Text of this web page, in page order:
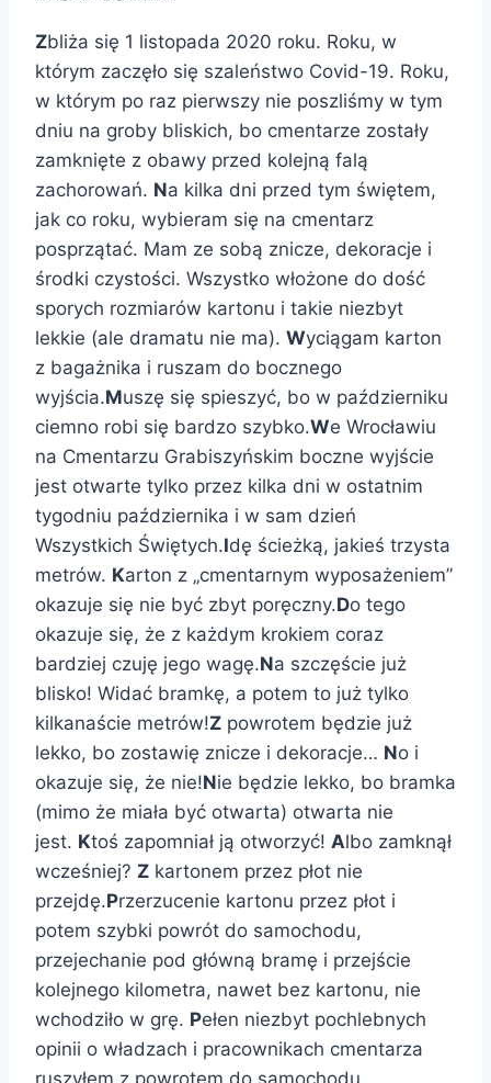
Zbliża się 1 listopada 2020 roku. Roku, w
którym zaczęło się szaleństwo Covid-19. Roku,
w którym po raz pierwszy nie poszliśmy w tym
dniu na groby bliskich, bo cmentarze zostały
zamknięte z obawy przed kolejną falą
zachorowań. Na kilka dni przed tym świętem,
jak co roku, wybieram się na cmentarz
posprzątać. Mam ze sobą znicze, dekoracje i
środki czystości. Wszystko włożone do dość
sporych rozmiarów kartonu i takie niezbyt
lekkie (ale dramatu nie ma). Wyciągam karton
z bagażnika i ruszam do bocznego
wyjścia.Muszę się spieszyć, bo w październiku
ciemno robi się bardzo szybko.We Wrocławiu
na Cmentarzu Grabiszyńskim boczne wyjście
jest otwarte tylko przez kilka dni w ostatnim
tygodniu października i w sam dzień
Wszystkich Świętych.Idę ścieżką, jakieś trzysta
metrów. Karton z „cmentarnym wyposażeniem”
okazuje się nie być zbyt poręczny.Do tego
okazuje się, że z każdym krokiem coraz
bardziej czuję jego wagę.Na szczęście już
blisko! Widać bramkę, a potem to już tylko
kilkanaście metrów!Z powrotem będzie już
lekko, bo zostawię znicze i dekoracje… No i
okazuje się, że nie!Nie będzie lekko, bo bramka
(mimo że miała być otwarta) otwarta nie
jest. Ktoś zapomniał ją otworzyć! Albo zamknął
wcześniej? Z kartonem przez płot nie
przejdę.Przerzucenie kartonu przez płot i
potem szybki powrót do samochodu,
przejechanie pod główną bramę i przejście
kolejnego kilometra, nawet bez kartonu, nie
wchodziło w grę. Pełen niezbyt pochlebnych
opinii o władzach i pracownikach cmentarza